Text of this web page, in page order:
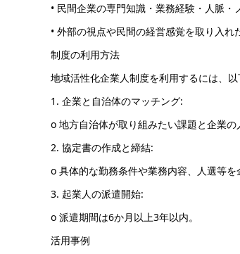
• 民間企業の専門知識・業務経験・人脈・
• 外部の視点や民間の経営感覚を取り入れ
制度の利用方法
地域活性化企業人制度を利用するには、以
1. 企業と自治体のマッチング:
o 地方自治体が取り組みたい課題と企業の
2. 協定書の作成と締結:
o 具体的な勤務条件や業務内容、人選等を
3. 起業人の派遣開始:
o 派遣期間は6か月以上3年以内。
活用事例